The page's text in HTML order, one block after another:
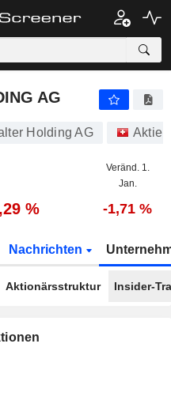
AG
Holding AG Aktien
Veränd. 1.
Jan.
% -1,71 %
Nachrichten
Aktionärsstruktur Insider-